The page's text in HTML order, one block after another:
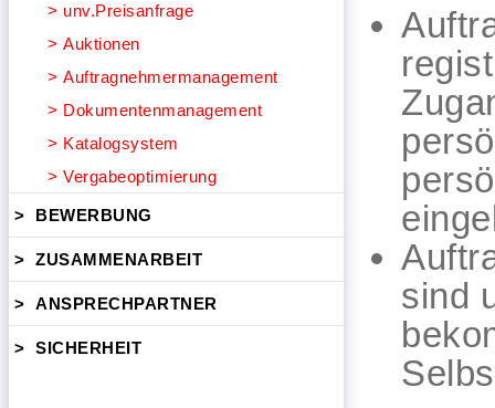
> unv.Preisanfrage
> Auktionen
> Auftragnehmermanagement
> Dokumentenmanagement
> Katalogsystem
> Vergabeoptimierung
> BEWERBUNG
> ZUSAMMENARBEIT
> ANSPRECHPARTNER
> SICHERHEIT
sind